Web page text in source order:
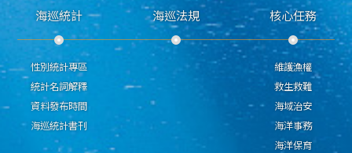
海巡統計
性別統計專區
統計名詞解釋
資料發布時間
海巡統計書刊
海巡法規 核心任務
維護漁權
救生救難
海域治安
海洋事務
海洋保育